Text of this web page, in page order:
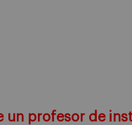
un profesor de